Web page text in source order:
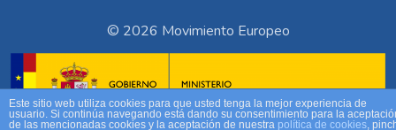
© 2026 Movimiento Europeo
Este sitio web utiliza cookies para que usted tenga la mejor experiencia de
usuario. Si continúa navegando está dando su consentimiento para la
de las mencionadas cookies y la aceptación de nuestra política de cookies,